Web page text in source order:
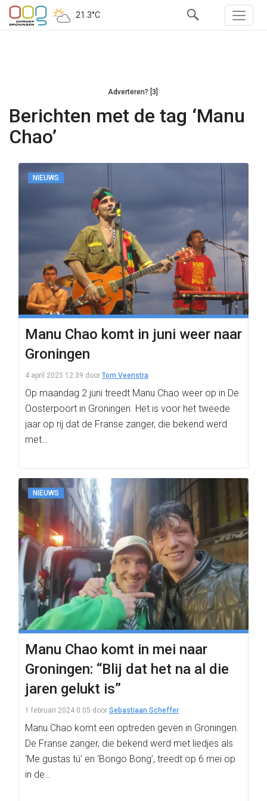
21.3°C
Adverteren? [3]
Berichten met de tag ‘Manu
Chao’
NIEUWS
Manu Chao komt in juni weer naar
Groningen
4 april 2025 12:39 door Tom Veenstra
Op maandag 2 juni treedt Manu Chao weer op in De
Oosterpoort in Groningen. Het is voor het tweede
jaar op rij dat de Franse zanger, die bekend werd
met…
NIEUWS
Manu Chao komt in mei naar
Groningen: “Blij dat het na al die
jaren gelukt is”
1 februari 2024 0:05 door Sebastiaan Scheffer
Manu Chao komt een optreden geven in Groningen.
De Franse zanger, die bekend werd met liedjes als
‘Me gustas tú’ en ‘Bongo Bong’, treedt op 6 mei op
in de…